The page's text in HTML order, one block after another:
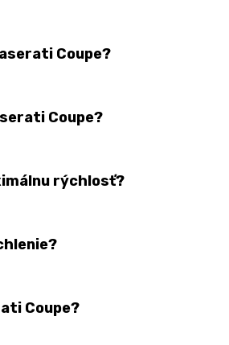
Coupe?
Coupe?
rýchlosť?
Coupe?